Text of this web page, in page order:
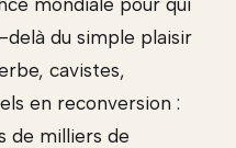
du simple plaisir
cavistes,
en reconversion :
de milliers de